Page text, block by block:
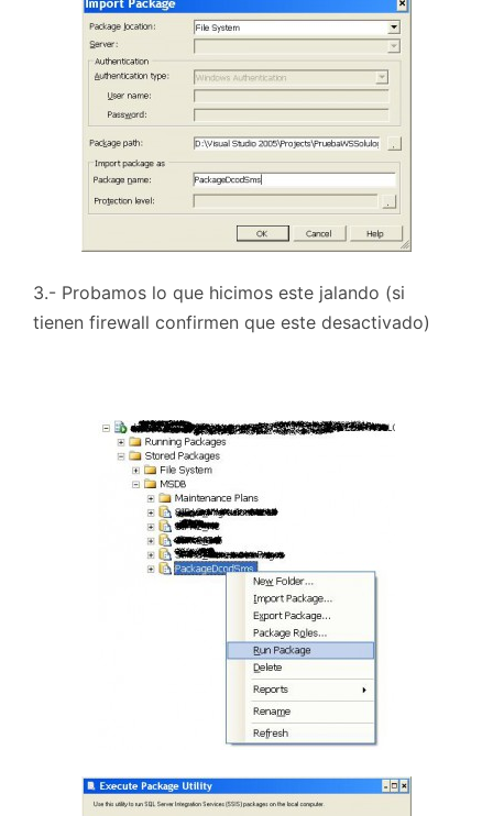
3.- Probamos lo que hicimos este jalando (si
tienen firewall confirmen que este desactivado)